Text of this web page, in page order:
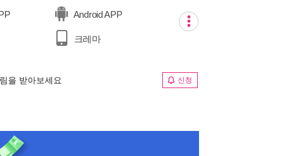
Android APP
크레마
을 받아보세요 신청